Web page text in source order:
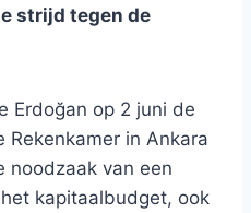
strijd tegen de
Erdoğan op 2 juni de
Rekenkamer in Ankara
noodzaak van een
kapitaalbudget, ook